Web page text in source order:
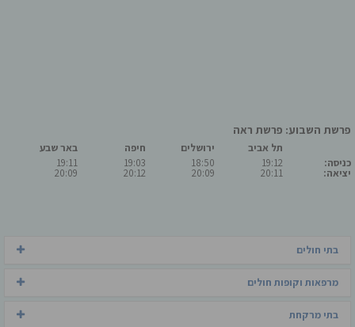
פרשת השבוע: פרשת ראה
כניסה:
יציאה:
תל אביב
19:12
20:11
ירושלים
18:50
20:09
חיפה
19:03
20:12
באר שבע
19:11
20:09
בתי חולים
מרפאות וקופות חולים
בתי מרקחת